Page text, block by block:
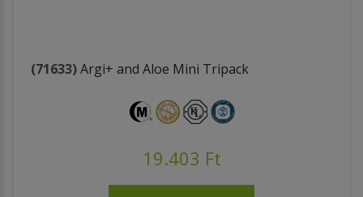
(71633)Argi+ and Aloe Mini Tripack
19.403 Ft